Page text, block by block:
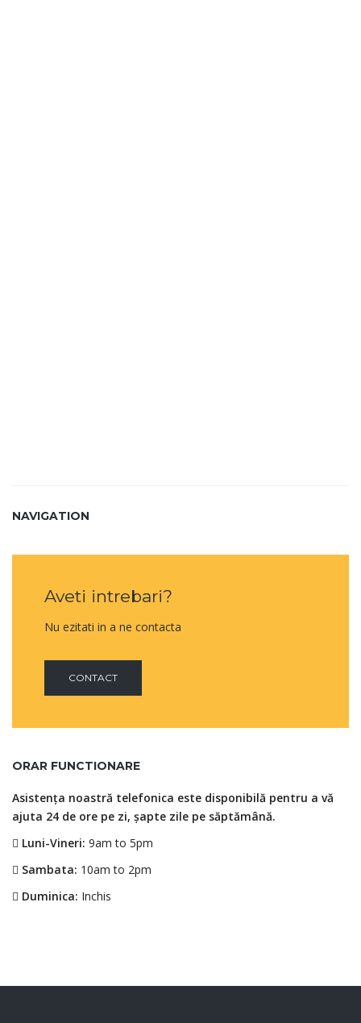
NAVIGATION
Aveti intrebari?
Nu ezitati in a ne contacta
CONTACT
ORAR FUNCTIONARE
Asistența noastră telefonica este disponibilă pentru a vă
ajuta 24 de ore pe zi, șapte zile pe săptămână.
Luni-Vineri: 9am to 5pm
Sambata: 10am to 2pm
Duminica: Inchis